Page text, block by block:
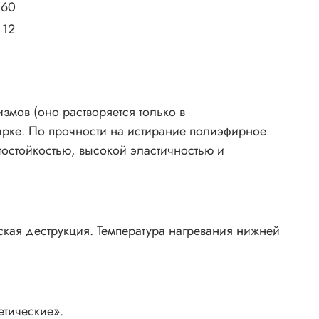
60
12
(оно растворяется только в
По прочности на истирание полиэфирное
высокой эластичностью и
деструкция. Температура нагревания нижней